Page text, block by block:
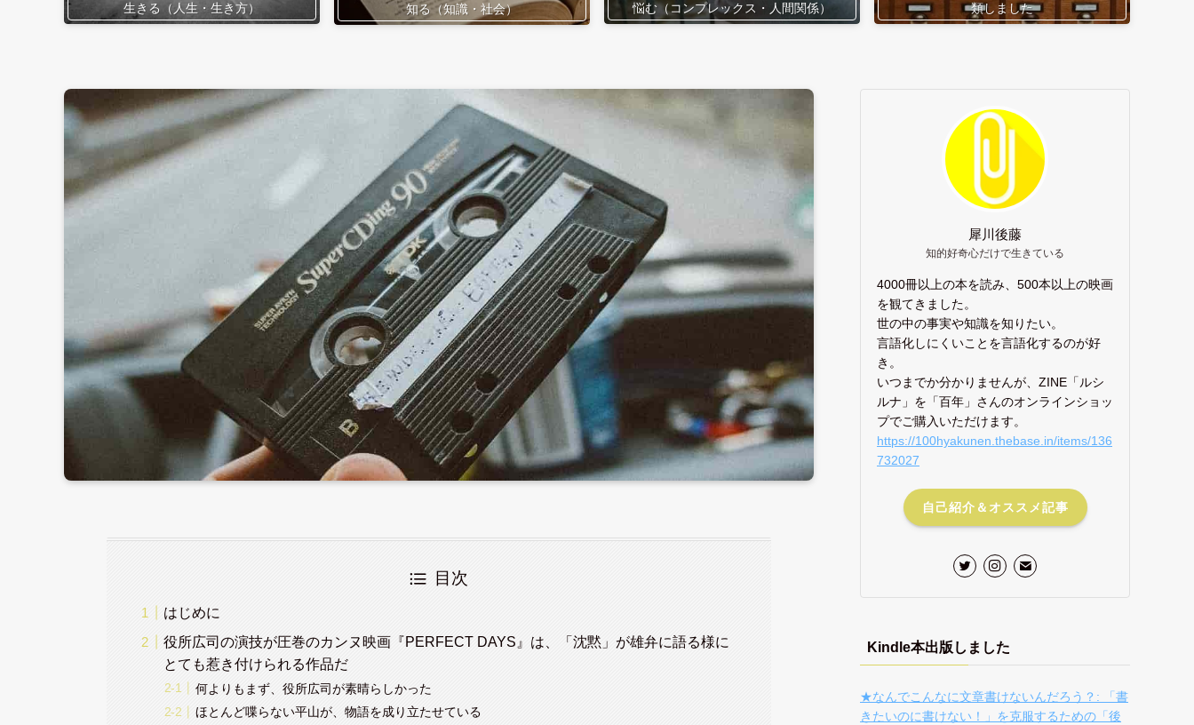
生きる（人生・生き方） 知る（知識・社会） 悩む（コンプレックス・人間関係）
類しました
目次
はじめに
役所広司の演技が圧巻のカンヌ映画『PERFECT DAYS』は、「沈黙」が雄弁に語る様に
とても惹き付けられる作品だ
何よりもまず、役所広司が素晴らしかった
ほとんど喋らない平山が、物語を成り立たせている
犀川後藤
知的好奇心だけで生きている
4000冊以上の本を読み、500本以上の映画
を観てきました。
世の中の事実や知識を知りたい。
言語化しにくいことを言語化するのが好
き。
いつまでか分かりませんが、ZINE「ルシ
ルナ」を「百年」さんのオンラインショッ
プでご購入いただけます。
https://100hyakunen.thebase.in/items/136
732027
自己紹介＆オススメ記事
Kindle本出版しました
★なんでこんなに文章書けないんだろう？: 「書
きたいのに書けない！」を克服するための「後